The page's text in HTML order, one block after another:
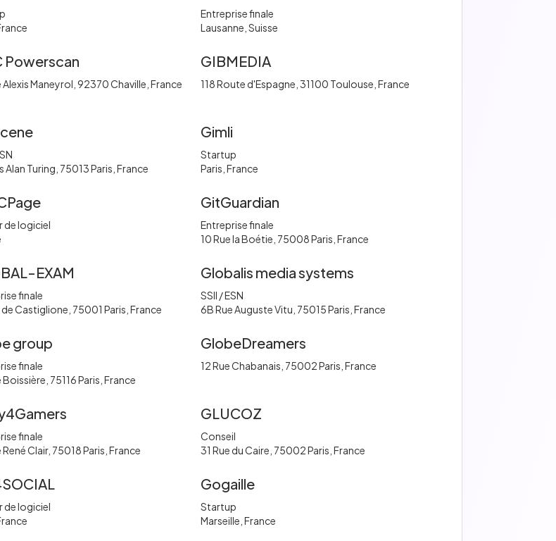
Entreprise finale
Lausanne, Suisse
Powerscan
Alexis Maneyrol, 92370 Chaville, France
GIBMEDIA
118 Route d'Espagne, 31100 Toulouse, France
Alan Turing, 75013 Paris, France
Gimli
Startup
Paris, France
de logiciel
GitGuardian
Entreprise finale
10 Rue la Boétie, 75008 Paris, France
EXAM
finale
de Castiglione, 75001 Paris, France
Globalis media systems
SSII / ESN
6B Rue Auguste Vitu, 75015 Paris, France
group
finale
Boissière, 75116 Paris, France
GlobeDreamers
12 Rue Chabanais, 75002 Paris, France
finale
René Clair, 75018 Paris, France
GLUCOZ
Conseil
31 Rue du Caire, 75002 Paris, France
de logiciel
Gogaille
Startup
Marseille, France